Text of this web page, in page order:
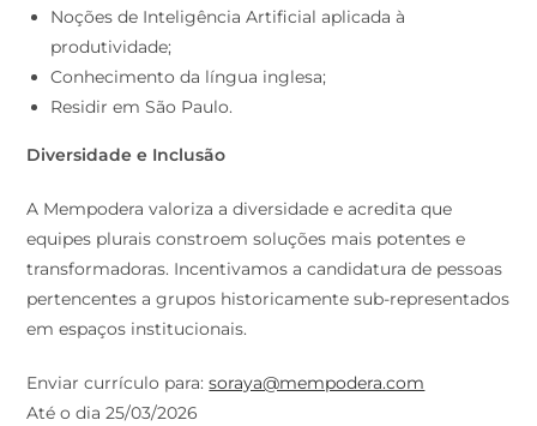
Noções de Inteligência Artificial aplicada à
produtividade;
Conhecimento da língua inglesa;
Residir em São Paulo.
Diversidade e Inclusão
A Mempodera valoriza a diversidade e acredita que
equipes plurais constroem soluções mais potentes e
transformadoras. Incentivamos a candidatura de pessoas
pertencentes a grupos historicamente sub-representados
em espaços institucionais.
Enviar currículo para:soraya@mempodera.com
Até o dia 25/03/2026